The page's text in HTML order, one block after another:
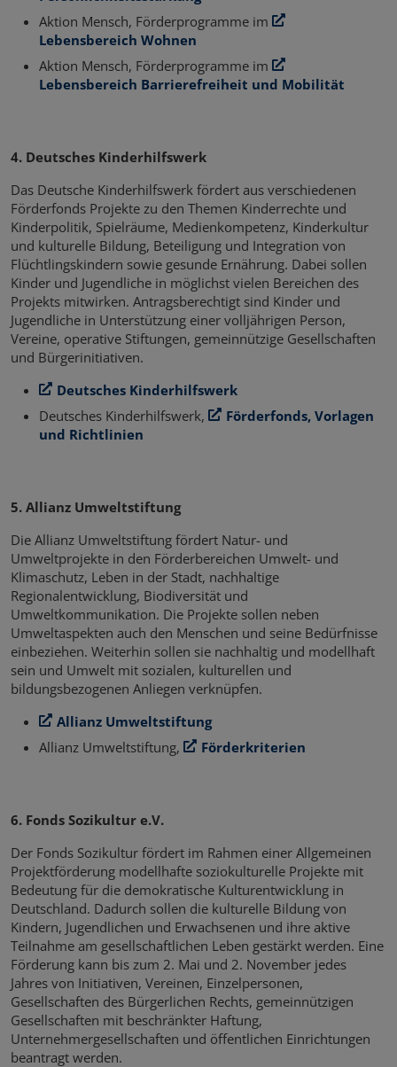
Aktion Mensch, Förderprogramme im
Lebensbereich Wohnen
Aktion Mensch, Förderprogramme im
Lebensbereich Barrierefreiheit und Mobilität
4. Deutsches Kinderhilfswerk
Das Deutsche Kinderhilfswerk fördert aus verschiedenen
Förderfonds Projekte zu den Themen Kinderrechte und
Kinderpolitik, Spielräume, Medienkompetenz, Kinderkultur
und kulturelle Bildung, Beteiligung und Integration von
Flüchtlingskindern sowie gesunde Ernährung. Dabei sollen
Kinder und Jugendliche in möglichst vielen Bereichen des
Projekts mitwirken. Antragsberechtigt sind Kinder und
Jugendliche in Unterstützung einer volljährigen Person,
Vereine, operative Stiftungen, gemeinnützige Gesellschaften
und Bürgerinitiativen.
Deutsches Kinderhilfswerk
Deutsches Kinderhilfswerk,
Förderfonds, Vorlagen
und Richtlinien
5. Allianz Umweltstiftung
Die Allianz Umweltstiftung fördert Natur- und
Umweltprojekte in den Förderbereichen Umwelt- und
Klimaschutz, Leben in der Stadt, nachhaltige
Regionalentwicklung, Biodiversität und
Umweltkommunikation. Die Projekte sollen neben
Umweltaspekten auch den Menschen und seine Bedürfnisse
einbeziehen. Weiterhin sollen sie nachhaltig und modellhaft
sein und Umwelt mit sozialen, kulturellen und
bildungsbezogenen Anliegen verknüpfen.
Allianz Umweltstiftung
Allianz Umweltstiftung,
Förderkriterien
6. Fonds Sozikultur e.V.
Der Fonds Sozikultur fördert im Rahmen einer Allgemeinen
Projektförderung modellhafte soziokulturelle Projekte mit
Bedeutung für die demokratische Kulturentwicklung in
Deutschland. Dadurch sollen die kulturelle Bildung von
Kindern, Jugendlichen und Erwachsenen und ihre aktive
Teilnahme am gesellschaftlichen Leben gestärkt werden. Eine
Förderung kann bis zum 2. Mai und 2. November jedes
Jahres von Initiativen, Vereinen, Einzelpersonen,
Gesellschaften des Bürgerlichen Rechts, gemeinnützigen
Gesellschaften mit beschränkter Haftung,
Unternehmergesellschaften und öffentlichen Einrichtungen
beantragt werden.